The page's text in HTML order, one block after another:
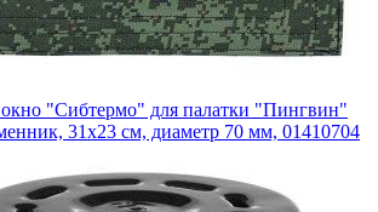
"Сибтермо" для палатки "Пингвин"
31х23 см, диаметр 70 мм, 01410704